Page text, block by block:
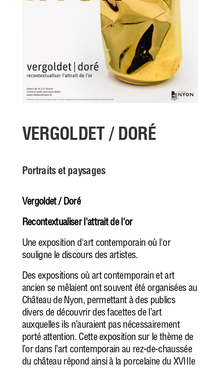
VERGOLDET / DORÉ
Portraits et paysages
Vergoldet / Doré
Recontextualiser l'attrait de l'or
Une exposition d'art contemporain où l'or
souligne le discours des artistes.
Des expositions où art contemporain et art
ancien se mêlaient ont souvent été organisées au
Château de Nyon, permettant à des publics
divers de découvrir des facettes de l’art
auxquelles ils n’auraient pas nécessairement
porté attention. Cette exposition sur le thème de
l’or dans l’art contemporain au rez-de-chaussée
du château répond ainsi à la porcelaine du XVIIIe